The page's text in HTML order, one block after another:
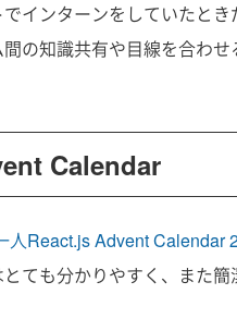
インターンをしていたと
の知識共有や目線を合わせ
Calendar
人React.js Advent Calendar
ても分かりやすく、また